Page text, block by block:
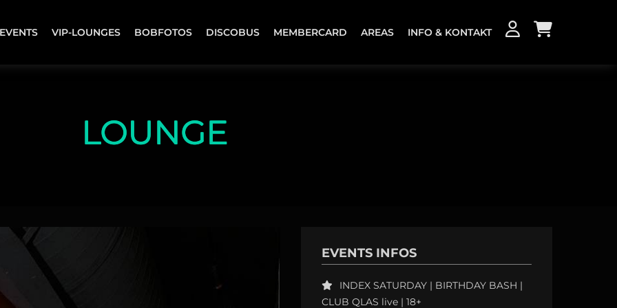
VIP-LOUNGES BOBFOTOS DISCOBUS MEMBERCARD AREAS INFO & KONTAKT
LOUNGE
EVENTS INFOS
INDEX SATURDAY | BIRTHDAY BASH |
CLUB QLAS live | 18+